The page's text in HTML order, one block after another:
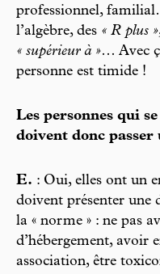
professionnel,
l’algèbre, des « R plus »
« supérieur à »… Avec
personne est timide !
Les personnes qui
doivent donc
E. : Oui, elles ont un
doivent présenter une
la « norme » : ne pas
d’hébergement, avoir
association, être